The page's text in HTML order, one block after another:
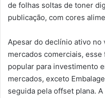
de folhas soltas de toner
publicação, com cores
Apesar do declínio ativo no
mercados comerciais,
popular para investimento
mercados, exceto
seguida pela offset plana.